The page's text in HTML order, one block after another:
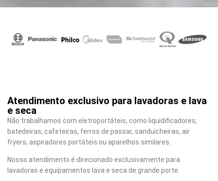
Atendimento exclusivo para lavadoras e lava
e seca
Não trabalhamos com eletroportáteis, como liquidificadores,
batedeiras, cafeteiras, ferros de passar, sanduicheiras, air
fryers, aspiradores portáteis ou aparelhos similares.
Nosso atendimento é direcionado exclusivamente para
lavadoras e equipamentos lava e seca de grande porte.